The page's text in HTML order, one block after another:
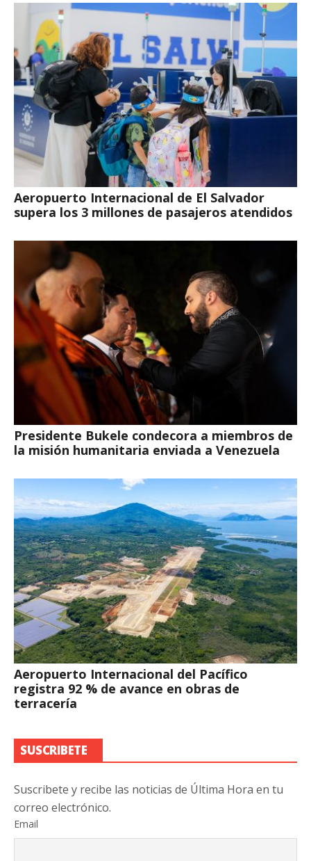
Aeropuerto Internacional de El Salvador
supera los 3 millones de pasajeros atendidos
Presidente Bukele condecora a miembros de
la misión humanitaria enviada a Venezuela
Aeropuerto Internacional del Pacífico
registra 92 % de avance en obras de
terracería
SUSCRIBETE
Suscribete y recibe las noticias de Última Hora en tu
correo electrónico.
Email